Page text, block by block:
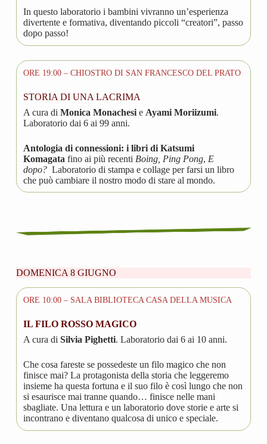
In questo laboratorio i bambini vivranno un’esperienza
divertente e formativa, diventando piccoli “creatori”, passo
dopo passo!
ORE 19:00 – CHIOSTRO DI SAN FRANCESCO DEL PRATO
STORIA DI UNA LACRIMA
A cura di Monica Monachesie Ayami Moriizumi.
Laboratorio dai 6 ai 99 anni.
Antologia di connessioni: i libri di Katsumi
Komagata fino ai più recenti Boing, Ping Pong, E
dopo?Laboratorio di stampa e collage per farsi un libro
che può cambiare il nostro modo di stare al mondo.
DOMENICA 8 GIUGNO
ORE 10:00 – SALA BIBLIOTECA CASA DELLA MUSICA
IL FILO ROSSO MAGICO
A cura di Silvia Pighetti. Laboratorio dai 6 ai 10 anni.
Che cosa fareste se possedeste un filo magico che non
finisce mai? La protagonista della storia che leggeremo
insieme ha questa fortuna e il suo filo è così lungo che non
si esaurisce mai tranne quando… finisce nelle mani
sbagliate. Una lettura e un laboratorio dove storie e arte si
incontrano e diventano qualcosa di unico e speciale.